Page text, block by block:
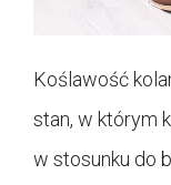
Koślawość
stan, w którym
w stosunku do